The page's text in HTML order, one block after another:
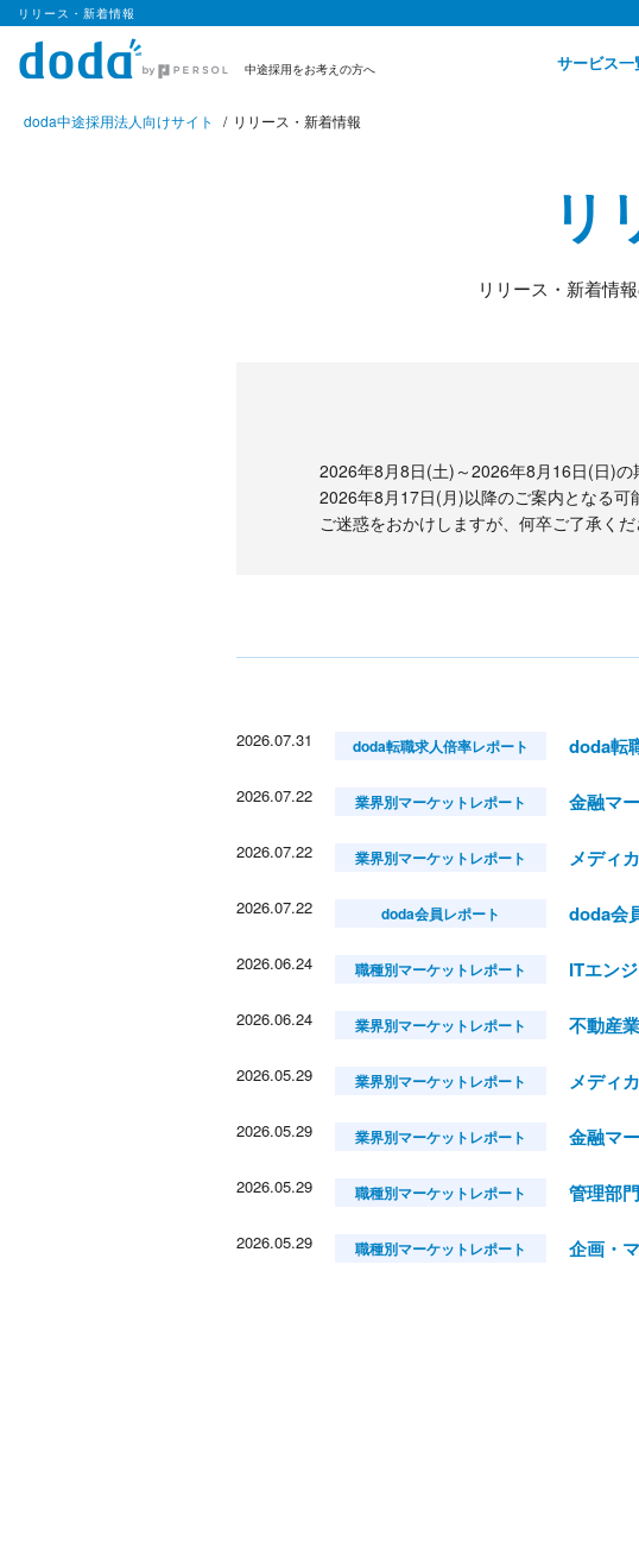
リリース・新着情報
中途採用をお考えの方へ サービス一
doda中途採用法人向けサイト リリース・新着情報
リ
リリース・新着情
2026年8月8日(土)～2026年8月16日(日)の
2026年8月17日(月)以降のご案内となる可
ご迷惑をおかけしますが、何卒ご了承くだ
2026.07.31 doda転職求人倍率レポート doda転
2026.07.22 業界別マーケットレポート 金融マ
2026.07.22 業界別マーケットレポート メディ
2026.07.22 doda会員レポート doda会
2026.06.24 職種別マーケットレポート ITエン
2026.06.24 業界別マーケットレポート 不動産
2026.05.29 業界別マーケットレポート メディ
2026.05.29 業界別マーケットレポート 金融マ
2026.05.29 職種別マーケットレポート 管理部
2026.05.29 職種別マーケットレポート 企画・